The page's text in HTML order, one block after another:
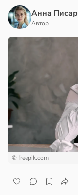
19:49
в13:55
Анна
Автор
© freepik.com
в17:21